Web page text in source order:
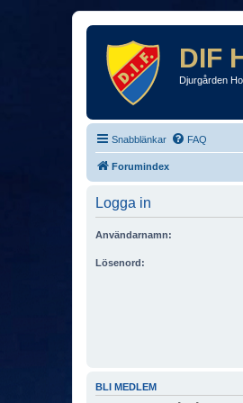
DIF
Djurgården
Snabblänkar FAQ
Forumindex
Logga in
Användarnamn:
Lösenord:
BLI MEDLEM